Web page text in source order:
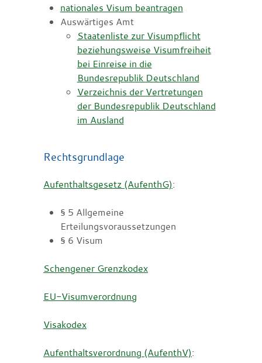
nationales Visum beantragen
Auswärtiges Amt
Staatenliste zur Visumpflicht
beziehungsweise Visumfreiheit
bei Einreise in die
Bundesrepublik Deutschland
Verzeichnis der Vertretungen
der Bundesrepublik Deutschland
im Ausland
Rechtsgrundlage
Aufenthaltsgesetz (AufenthG):
§ 5 Allgemeine
Erteilungsvoraussetzungen
§ 6 Visum
Schengener Grenzkodex
EU-Visumverordnung
Visakodex
Aufenthaltsverordnung (AufenthV):